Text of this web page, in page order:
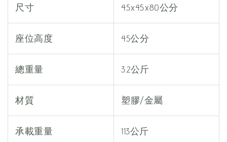
尺寸 45x45x80公分
座位高度 45公分
總重量 3.2公斤
材質 塑膠/金屬
承載重量 113公斤